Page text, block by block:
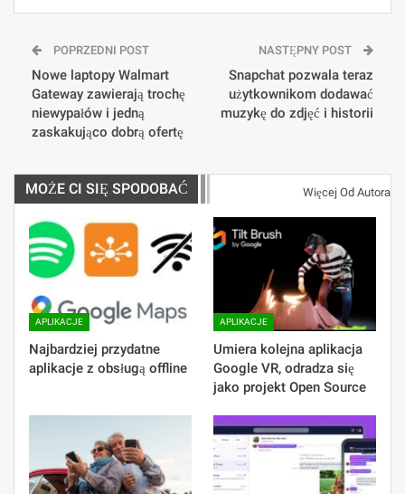
POPRZEDNI POST
Nowe laptopy Walmart
Gateway zawierają trochę
niewypałów i jedną
zaskakująco dobrą ofertę
NASTĘPNY POST
Snapchat pozwala teraz
użytkownikom dodawać
muzykę do zdjęć i historii
MOŻE CI SIĘ SPODOBAĆ Więcej Od Autora
APLIKACJE
Najbardziej przydatne
aplikacje z obsługą offline
APLIKACJE
Umiera kolejna aplikacja
Google VR, odradza się
jako projekt Open Source